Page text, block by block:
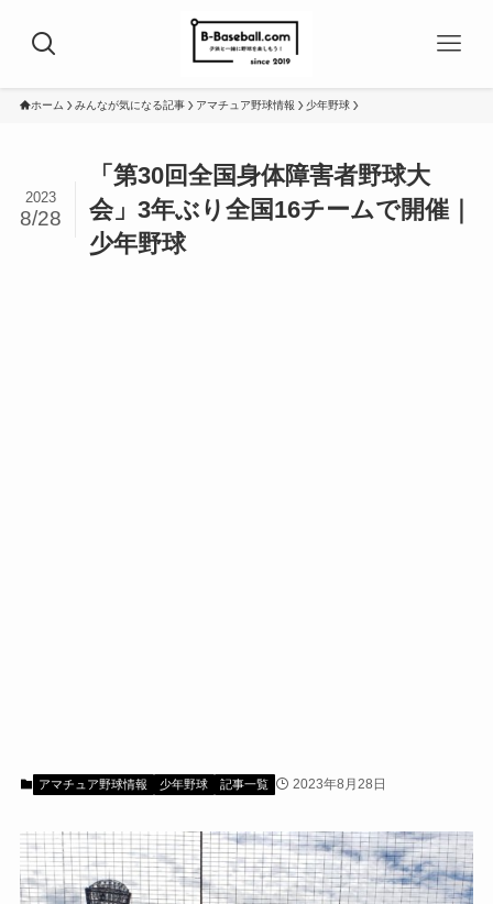
ホーム みんなが気になる記事 アマチュア野球情報 少年野球
「第30回全国身体障害者野球大
会」3年ぶり全国16チームで開催｜
少年野球
2023
8/28
アマチュア野球情報 少年野球 記事一覧 2023年8月28日